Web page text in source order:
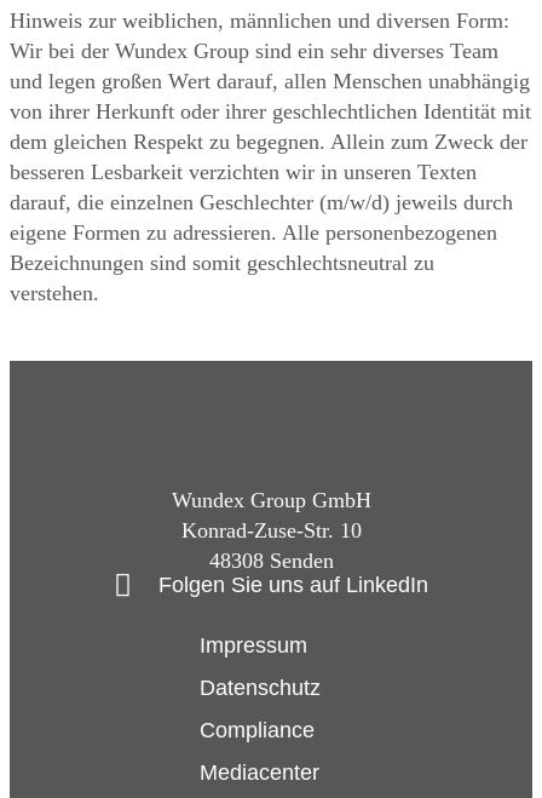
Hinweis zur weiblichen, männlichen und diversen Form:
Wir bei der Wundex Group sind ein sehr diverses Team
und legen großen Wert darauf, allen Menschen unabhängig
von ihrer Herkunft oder ihrer geschlechtlichen Identität mit
dem gleichen Respekt zu begegnen. Allein zum Zweck der
besseren Lesbarkeit verzichten wir in unseren Texten
darauf, die einzelnen Geschlechter (m/w/d) jeweils durch
eigene Formen zu adressieren. Alle personenbezogenen
Bezeichnungen sind somit geschlechtsneutral zu
verstehen.
Wundex Group GmbH
Konrad-Zuse-Str. 10
48308 Senden
Folgen Sie uns auf LinkedIn
Impressum
Datenschutz
Compliance
Mediacenter